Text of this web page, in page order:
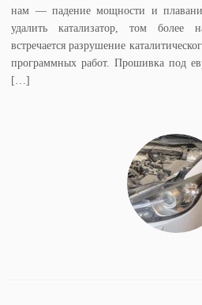
нам — падение мощности и
удалить катализатор, том более
встречается разрушение
программных работ. Прошивка под
[…]